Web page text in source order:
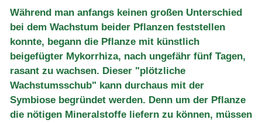
Anwendung
Bestellung
FAQ
Über uns
Aktuelles
Während man anfangs keinen großen Unterschied
bei dem Wachstum beider Pflanzen feststellen
konnte, begann die Pflanze mit künstlich
beigefügter Mykorrhiza, nach ungefähr fünf Tagen,
rasant zu wachsen. Dieser "plötzliche
Wachstumsschub" kann durchaus mit der
Symbiose begründet werden. Denn um der Pflanze
die nötigen Mineralstoffe liefern zu können, müssen